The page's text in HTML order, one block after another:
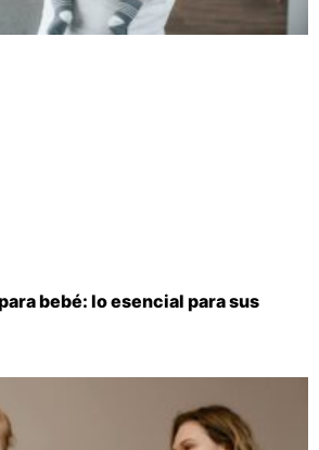
bebé: lo esencial para sus